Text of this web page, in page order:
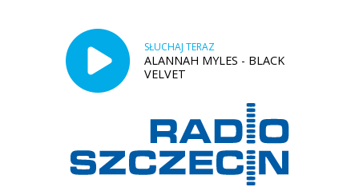
SŁUCHAJ TERAZ
ALANNAH MYLES - BLACK
VELVET